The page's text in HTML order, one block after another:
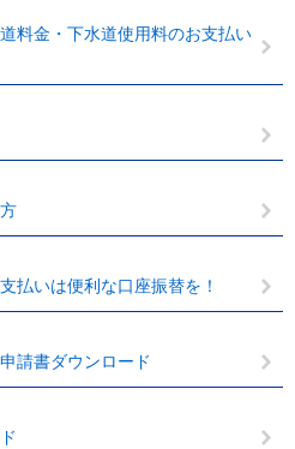
料金・下水道使用料のお支払い
払いは便利な口座振替を！
請書ダウンロード